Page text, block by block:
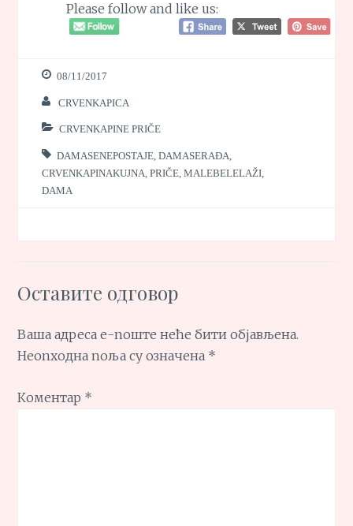
Please follow and like us:
08/11/2017
CRVENKAPICA
CRVENKAPINE PRIČE
DAMASENEPOSTAJE ,DAMASERAĐA
CRVENKAPINAKUJNA ,PRIČE ,MALEBELELAŽI
DAMA
Оставите одговор
Ваша адреса е-поште неће бити објављена.
Неопходна поља су означена *
Коментар *